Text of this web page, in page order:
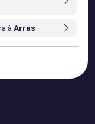
à Arras